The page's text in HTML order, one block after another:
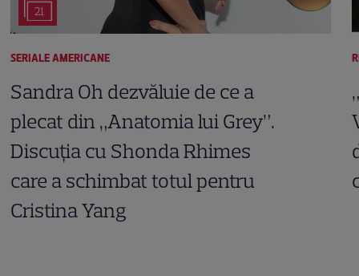
21
SERIALE AMERICANE
Sandra Oh dezvăluie de ce a
plecat din „Anatomia lui Grey”.
Discuția cu Shonda Rhimes
care a schimbat totul pentru
Cristina Yang